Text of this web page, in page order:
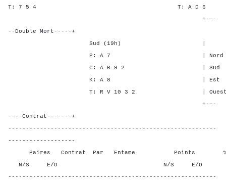
T: 7 5 4 T: A
+---
--Double Mort-----+
Sud (19h) | SA P
P: A 7 | Nord 1 2
C: A R 9 2 | Sud 1 2
K: A 8 | Est - -
T: R V 10 3 2 | Ouest -
+---
----Contrat-------+
-----------------------------------------------------------
-------------------
Paires Contrat Par Entame Points %
N/S E/O N/S E/O N/
-----------------------------------------------------------